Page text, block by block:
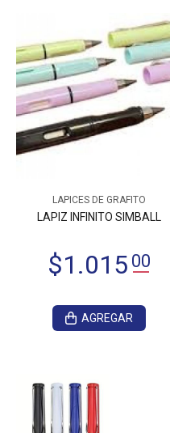
LAPICES DE GRAFITO
LAPIZ INFINITO SIMBALL
AGREGAR